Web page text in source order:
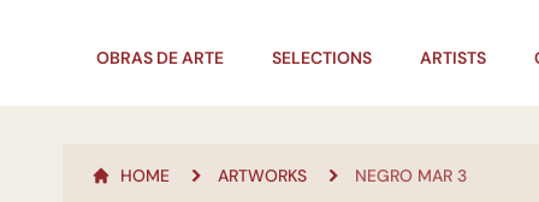
OBRAS DE ARTE SELECTIONS ARTISTS
HOME ARTWORKS NEGRO MAR 3